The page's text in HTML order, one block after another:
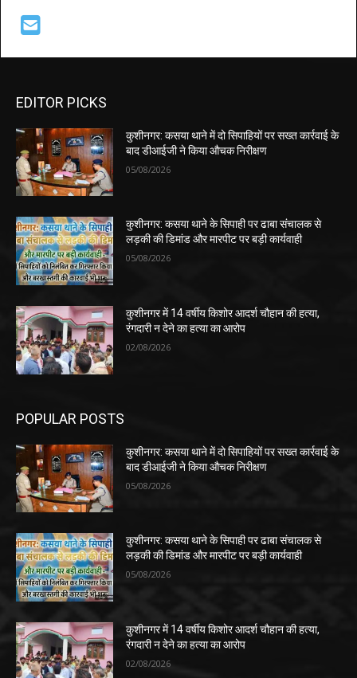
EDITOR PICKS
कुशीनगर: कसया थाने में दो सिपाहियों पर सख्त कार्रवाई के
बाद डीआईजी ने किया औचक निरीक्षण
05/08/2026
कुशीनगर: कसया थाने के सिपाही पर ढाबा संचालक से
लड़की की डिमांड और मारपीट पर बड़ी कार्यवाही
05/08/2026
कुशीनगर में 14 वर्षीय किशोर आदर्श चौहान की हत्या,
रंगदारी न देने का हत्या का आरोप
02/08/2026
POPULAR POSTS
कुशीनगर: कसया थाने में दो सिपाहियों पर सख्त कार्रवाई के
बाद डीआईजी ने किया औचक निरीक्षण
05/08/2026
कुशीनगर: कसया थाने के सिपाही पर ढाबा संचालक से
लड़की की डिमांड और मारपीट पर बड़ी कार्यवाही
05/08/2026
कुशीनगर में 14 वर्षीय किशोर आदर्श चौहान की हत्या,
रंगदारी न देने का हत्या का आरोप
02/08/2026